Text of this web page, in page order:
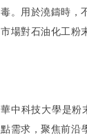
毒。用於澆鑄時，
市場對石油化工粉
華中科技大學是粉
點需求，聚焦前沿